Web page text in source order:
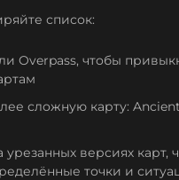
список:
Overpass, чтобы
сложную карту:
урезанных версиях карт,
точки и